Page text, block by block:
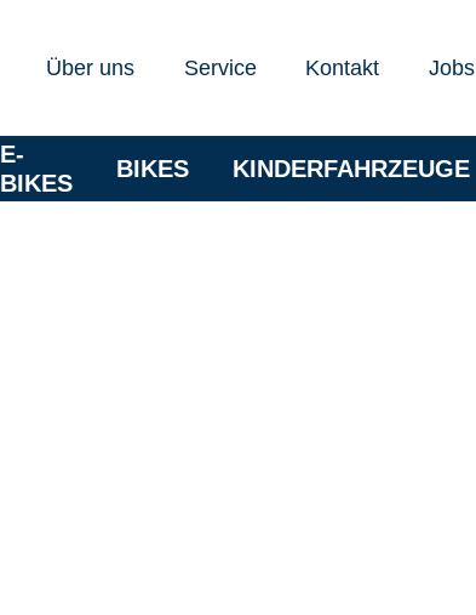
Über uns Service Kontakt Jobs
E-
BIKES
BIKES KINDERFAHRZEUGE